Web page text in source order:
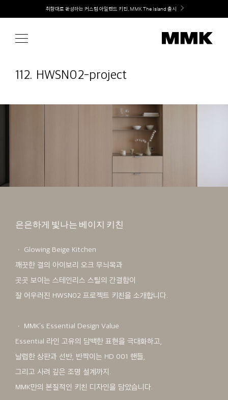
content
취향대로 완성하는 커스텀 아일랜드 키친, MMK The Island 출시
112. HWSN02-project
은은하게 빛나는 베이지 키친
ㆍ Glowing Beige Kitchen
깨끗한 결의 아이보리 오크 무늬목과
곳곳 보이는 스테인리스 스틸의 간결함이
잘 어우러진 HWSN02 프로젝트 키친을 소개합니다.
ㆍ MMK's Essential Design Value
Essential 라인 고유의 담백한 표현을 극대화하고,
날렵한 상판과 선반, 반짝이는 HD 001 핸들,
그리고 사려 깊은 조명 설계까지.
MMK만의 본질적인 키친 디자인을 담았습니다.